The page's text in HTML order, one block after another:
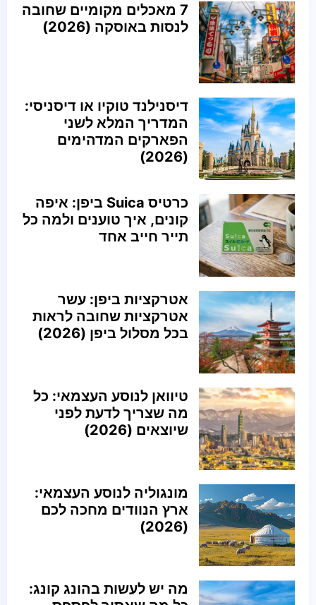
7 מאכלים מקומיים שחובה
לנסות באוסקה (2026)
דיסנילנד טוקיו או דיסניסי:
המדריך המלא לשני
הפארקים המדהימים
(2026)
כרטיס Suica ביפן: איפה
קונים, איך טוענים ולמה כל
תייר חייב אחד
אטרקציות ביפן: עשר
אטרקציות שחובה לראות
בכל מסלול ביפן (2026)
טיוואן לנוסע העצמאי: כל
מה שצריך לדעת לפני
שיוצאים (2026)
מונגוליה לנוסע העצמאי:
ארץ הנוודים מחכה לכם
(2026)
מה יש לעשות בהונג קונג: